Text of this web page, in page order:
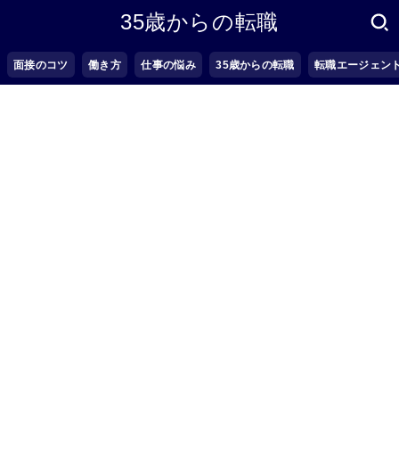
35歳からの転職
面接のコツ 働き方 仕事の悩み 35歳からの転職 転職エージェン